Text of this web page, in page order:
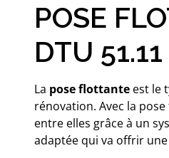
POSE
DTU 51.11
La pose flottante est le
rénovation. Avec la
entre elles grâce à un
adaptée qui va offrir